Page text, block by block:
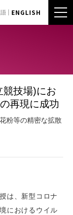
ENGLISH
競技場)にお
再現に成功
粉等の精密な拡散
は、新型コロナ
におけるウイル